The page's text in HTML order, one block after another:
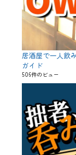
居酒屋で一人飲
ガイド
506件のビュー